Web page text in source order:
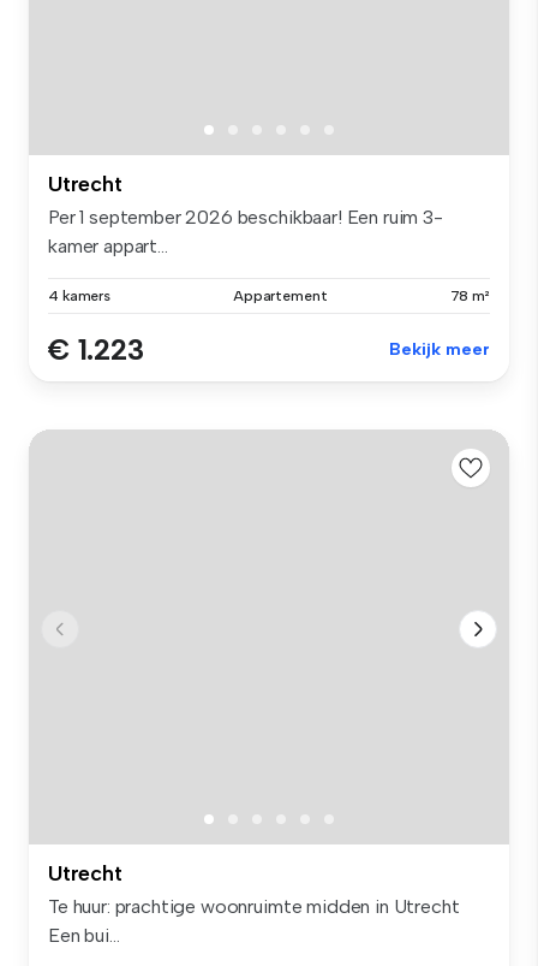
Utrecht
Per 1 september 2026 beschikbaar! Een ruim 3-
kamer appart...
4 kamers Appartement 78 m²
€ 1.223 Bekijk meer
Utrecht
Te huur: prachtige woonruimte midden in Utrecht
Een bui...